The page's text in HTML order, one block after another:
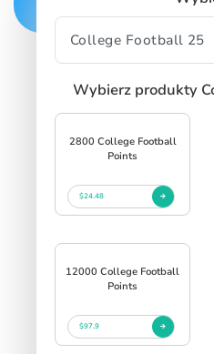
SIGN INSIGN UP
Wybierz produkty
2800 College Football
Points
$24.48
12000 College Football
Points
$97.9